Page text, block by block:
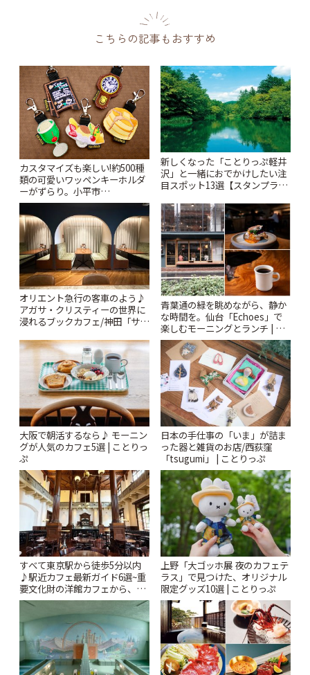
こちらの記事もおすすめ
カスタマイズも楽しい!約500種
類の可愛いワッペンキーホルダ
ーがずらり。小平市
「Kimamaya T&K」 | ことりっ
ぷ
新しくなった「ことりっぷ軽井
沢」と一緒におでかけしたい注
目スポット13選【スタンプラリ
オリエント急行の客車のよう♪
アガサ・クリスティーの世界に
浸れるブックカフェ/神田「サロ
青葉通の緑を眺めながら、静か
な時間を。仙台「Echoes」で
楽しむモーニングとランチ | こ
とりっぷ
大阪で朝活するなら♪ モーニン
グが人気のカフェ5選 | ことりっ
ぷ
日本の手仕事の「いま」が詰ま
った器と雑貨のお店/西荻窪
「tsugumi」 | ことりっぷ
すべて東京駅から徒歩5分以内
♪駅近カフェ最新ガイド6選~重
要文化財の洋館カフェから、改
札すぐのレトロ喫茶まで~ | こと
上野「大ゴッホ展 夜のカフェテ
ラス」で見つけた、オリジナル
限定グッズ10選 | ことりっぷ